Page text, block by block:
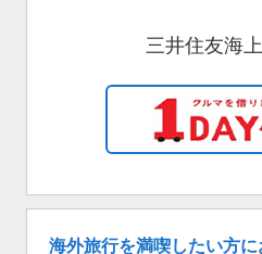
三井住友海
海外旅行を満喫したい方